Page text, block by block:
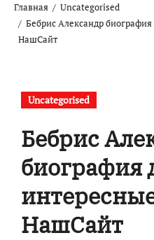
Главная
Uncategorised
Бебрис Александр
НашСайт
Uncategorised
Бебрис
биография
НашСайт